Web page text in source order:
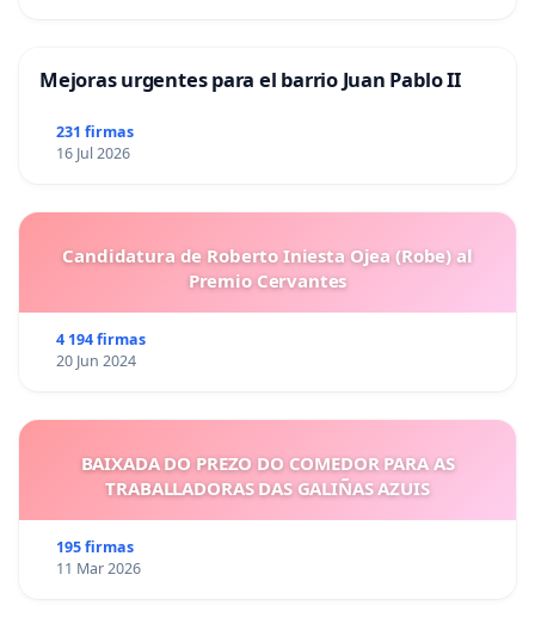
Mejoras urgentes para el barrio Juan Pablo II
231 firmas
16 Jul 2026
Candidatura de Roberto Iniesta Ojea (Robe) al
Premio Cervantes
4 194 firmas
20 Jun 2024
BAIXADA DO PREZO DO COMEDOR PARA AS
TRABALLADORAS DAS GALIÑAS AZUIS
195 firmas
11 Mar 2026